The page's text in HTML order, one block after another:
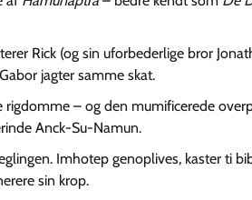
Rick (og sin uforbederlige bror
jagter samme skat.
rigdomme – og den mumificerede
Anck-Su-Namun.
Imhotep genoplives, kaster ti
sin krop.